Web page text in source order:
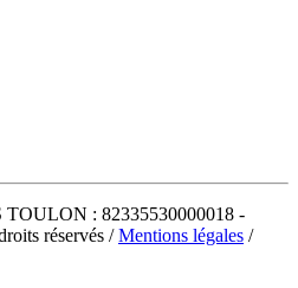
: 82335530000018 -
réservés /Mentions légales /